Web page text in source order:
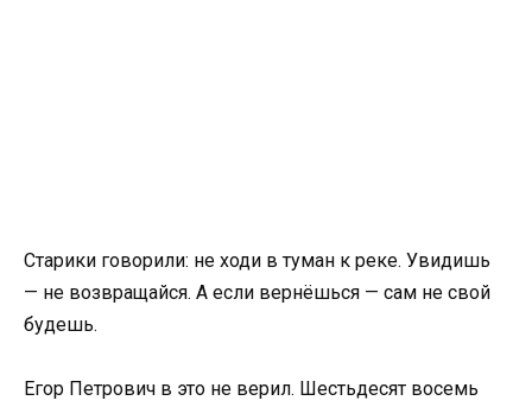
Старики говорили: не ходи в туман к реке. Увидишь
— не возвращайся. А если вернёшься — сам не свой
будешь.
Егор Петрович в это не верил. Шестьдесят восемь